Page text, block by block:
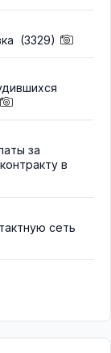
(3329)
за
в
сеть